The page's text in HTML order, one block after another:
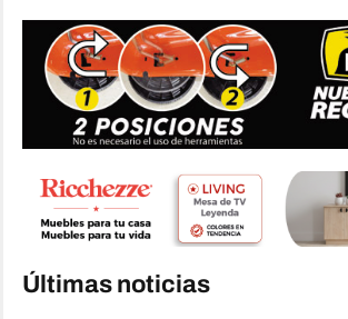
Últimas noticias